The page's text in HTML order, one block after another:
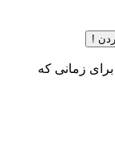
!
زمانی که